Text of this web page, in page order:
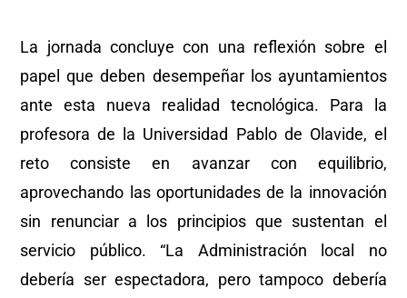
La jornada concluye con una reflexión sobre el
papel que deben desempeñar los ayuntamientos
ante esta nueva realidad tecnológica. Para la
profesora de la Universidad Pablo de Olavide, el
reto consiste en avanzar con equilibrio,
aprovechando las oportunidades de la innovación
sin renunciar a los principios que sustentan el
servicio público. “La Administración local no
debería ser espectadora, pero tampoco debería